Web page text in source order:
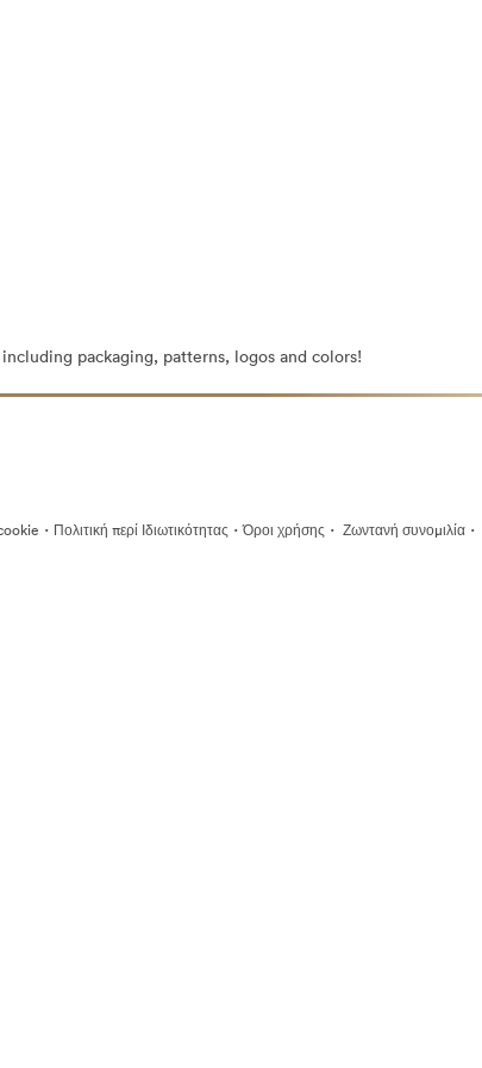
packaging, patterns, logos and colors!
· Πολιτική περί Ιδιωτικότητας ·Όροι χρήσης · Ζωντανή συνομιλία ·